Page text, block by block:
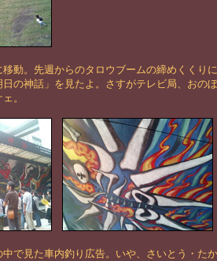
動。先週からのタロウブームの締めくくり
の神話」を見たよ。さすがテレビ局、おの
。
で見た車内釣り広告。いや、さいとう・た